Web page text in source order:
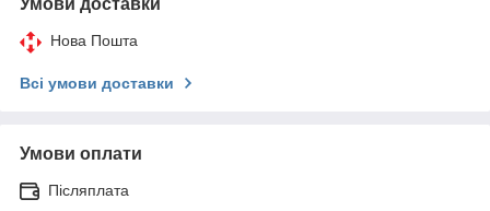
Нова Пошта
Всі умови доставки
Умови оплати
Післяплата